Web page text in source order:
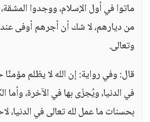
ماتوا في أول الإسلام، ووجدوا
من ديارهم، لا شك أن أجرهم أوفى عند
وتعالى.
قال: وفي رواية: إن الله لا يظلم
في الدنيا، ويُجزَى بها في الآخرة، وأما
بحسنات ما عمل لله تعالى في الدنيا،